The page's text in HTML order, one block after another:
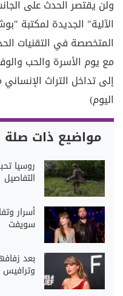
ولن يقتصر الحدث على
الآلية" الجديدة لمكتبة
المتخصصة في التقنيات
مع يوم الأسرة والحب
إلى تداخل التراث
اليوم)
مواضيع ذات صلة
روسيا
التفاصيل
أسرار
سويفت
بعد